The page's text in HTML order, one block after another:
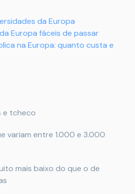
da Europa
Europa fáceis de passar
na Europa: quanto custa e
e tcheco
variam entre 1.000 e 3.000
mais baixo do que o de